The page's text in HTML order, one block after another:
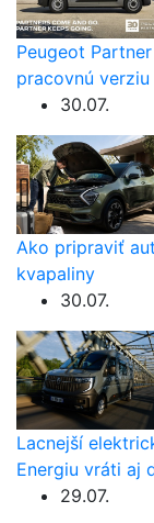
Peugeot
pracovnú
30.07.
Ako pripraviť
kvapaliny
30.07.
Lacnejší
Energiu vráti aj
29.07.